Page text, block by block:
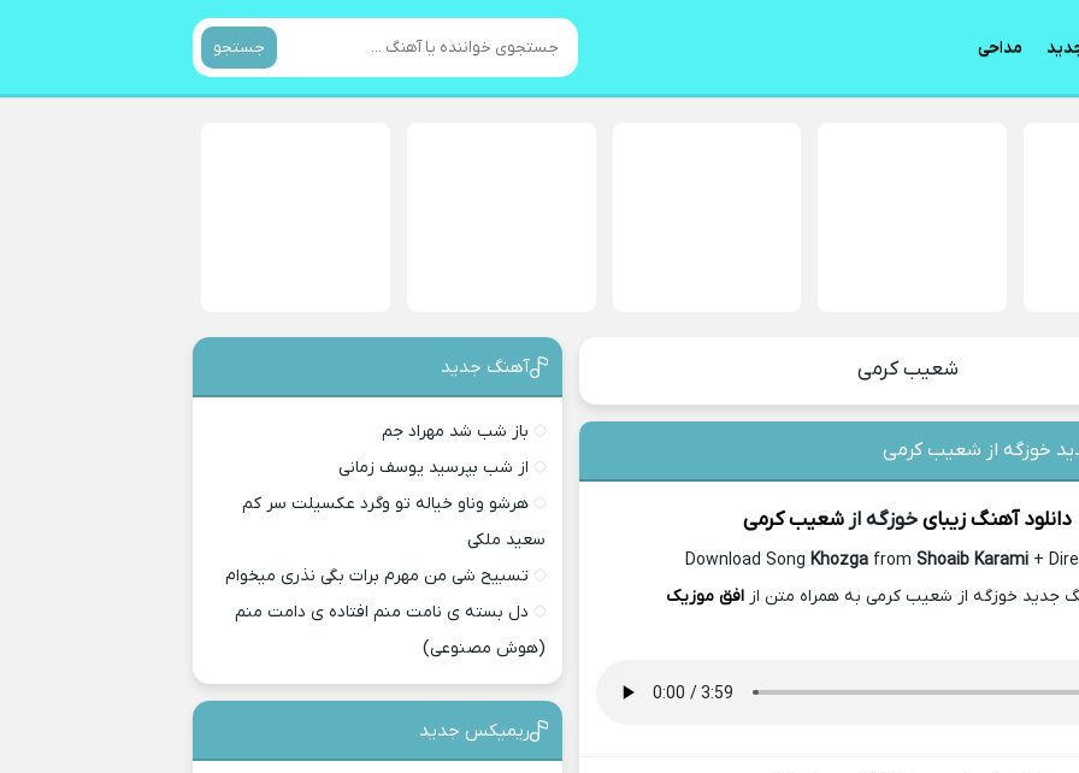
مداحی جستجو
شعیب کرمی
خوزگه از شعیب کرمی
دانلود آهنگ زیبای خوزگه ازشعیب کرمی
Download SongKhozga from Shoaib Karami +
جدید خوزگه از شعیب کرمی به همراه متن ازافق موزیک
آهنگ جدید
باز شب شد مهراد جم
از شب بپرسید یوسف زمانی
هرشو وناو خیاله تو وگرد عکسیلت سر کم
سعید ملکی
تسبیح شی من مهرم برات بگی نذری میخوام
دل بسته ی نامت منم افتاده ی دامت منم
(هوش مصنوعی)
ریمیکس جدید